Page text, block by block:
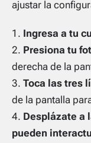
ajustar la
Ingresa a tu
Presiona tu
derecha de la
Toca las tres
de la pantalla
Desplázate a
pueden